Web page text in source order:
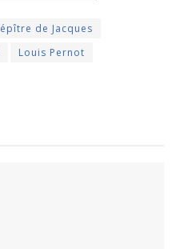
épître de Jacques
Louis Pernot